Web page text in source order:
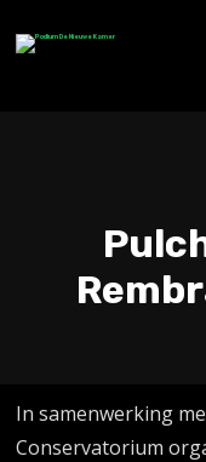
In samenwerking
Conservatorium